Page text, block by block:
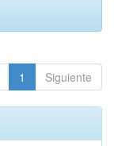
1 Siguiente